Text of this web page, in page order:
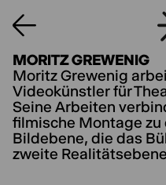
MORITZ GREWENIG
Moritz Grewenig
Videokünstler für
Seine Arbeiten
filmische Montage
Bildebene, die das
zweite